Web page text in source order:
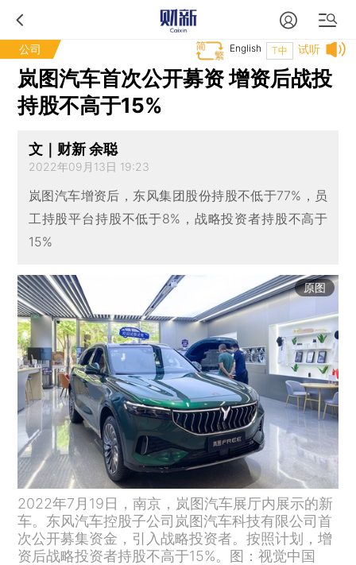
公司 试听
T中
English
岚图汽车首次公开募资 增资后战投
持股不高于15%
文｜财新 余聪
2022年09月13日 19:23
岚图汽车增资后，东风集团股份持股不低于77%，员
工持股平台持股不低于8%，战略投资者持股不高于
15%
原图
2022年7月19日，南京，岚图汽车展厅内展示的新
车。东风汽车控股子公司岚图汽车科技有限公司首
次公开募集资金，引入战略投资者。按照计划，增
资后战略投资者持股不高于15%。图：视觉中国